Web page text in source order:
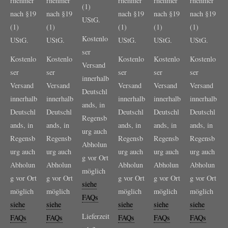
nach §19
(1)
UStG.
Kostenlo
ser
Versand
innerhalb
Deutschl
ands, in
Regensb
urg auch
Abholun
g vor Ort
möglich
siehe
FAQs
nach §19
(1)
UStG.
Kostenlo
ser
Versand
innerhalb
Deutschl
ands, in
Regensb
urg auch
Abholun
g vor Ort
möglich
siehe
FAQs
(1)
UStG.
Kostenlo
ser
Versand
innerhalb
Deutschl
ands, in
Regensb
urg auch
Abholun
g vor Ort
möglich
siehe
FAQs
Lieferzeit
nach §19
(1)
UStG.
Kostenlo
ser
Versand
innerhalb
Deutschl
ands, in
Regensb
urg auch
Abholun
g vor Ort
möglich
siehe
FAQs
nach §19
(1)
UStG.
Kostenlo
ser
Versand
innerhalb
Deutschl
ands, in
Regensb
urg auch
Abholun
g vor Ort
möglich
siehe
FAQs
nach §19
(1)
UStG.
Kostenlo
ser
Versand
innerhalb
Deutschl
ands, in
Regensb
urg auch
Abholun
g vor Ort
möglich
siehe
FAQs